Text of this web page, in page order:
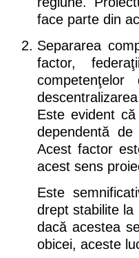
face parte din
Separarea
factor,
Este evident
dependentă
Acest factor
acest sens
Este
drept stabilite la
dacă acestea
obicei, aceste